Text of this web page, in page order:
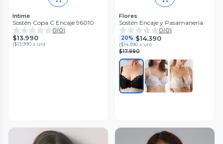
Intime
Sostén Copa C Encaje 96010
0(0)
$13.990
($13.990 x un)
Flores
Sostén Encaje y Pasamanería
0(0)
20% $14.390
($14.390 x un)
$17.990